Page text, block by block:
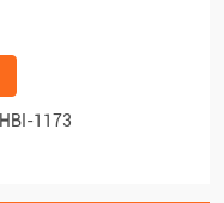
HBI-1173